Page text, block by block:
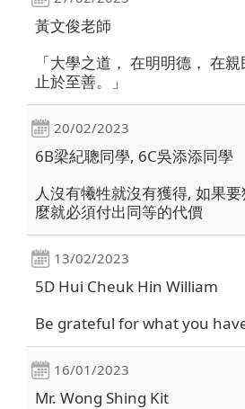
黃文俊老師
「大學之道， 在明明德， 在
止於至善。」
20/02/2023
6B梁紀聰同學, 6C吳添添同學
人沒有犧牲就沒有獲得, 如果
麼就必須付出同等的代價
13/02/2023
5D Hui Cheuk Hin William
Be grateful for what you
16/01/2023
Mr. Wong Shing Kit